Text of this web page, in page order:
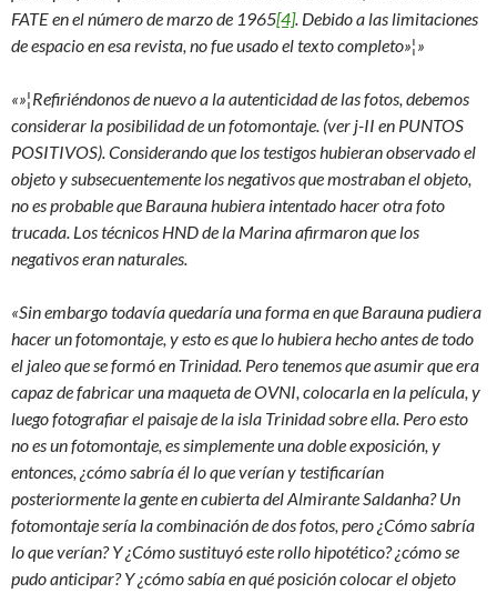
FATE en el número de marzo de 1965[4]. Debido a las limitaciones
de espacio en esa revista, no fue usado el texto completo»¦»
«»¦Refiriéndonos de nuevo a la autenticidad de las fotos, debemos
considerar la posibilidad de un fotomontaje. (ver j-II en PUNTOS
POSITIVOS). Considerando que los testigos hubieran observado el
objeto y subsecuentemente los negativos que mostraban el objeto,
no es probable que Barauna hubiera intentado hacer otra foto
trucada. Los técnicos HND de la Marina afirmaron que los
negativos eran naturales.
«Sin embargo todavía quedaría una forma en que Barauna pudiera
hacer un fotomontaje, y esto es que lo hubiera hecho antes de todo
el jaleo que se formó en Trinidad. Pero tenemos que asumir que era
capaz de fabricar una maqueta de OVNI, colocarla en la película, y
luego fotografiar el paisaje de la isla Trinidad sobre ella. Pero esto
no es un fotomontaje, es simplemente una doble exposición, y
entonces, ¿cómo sabría él lo que verían y testificarían
posteriormente la gente en cubierta del Almirante Saldanha? Un
fotomontaje sería la combinación de dos fotos, pero ¿Cómo sabría
lo que verían? Y ¿Cómo sustituyó este rollo hipotético? ¿cómo se
pudo anticipar? Y ¿cómo sabía en qué posición colocar el objeto